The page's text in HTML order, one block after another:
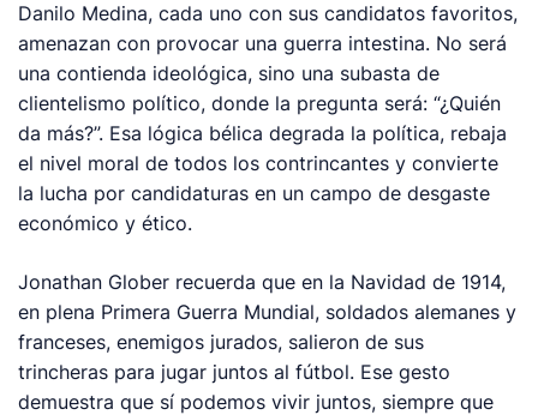
Danilo Medina, cada uno con sus candidatos favoritos,
amenazan con provocar una guerra intestina. No será
una contienda ideológica, sino una subasta de
clientelismo político, donde la pregunta será: “¿Quién
da más?”. Esa lógica bélica degrada la política, rebaja
el nivel moral de todos los contrincantes y convierte
la lucha por candidaturas en un campo de desgaste
económico y ético.
Jonathan Glober recuerda que en la Navidad de 1914,
en plena Primera Guerra Mundial, soldados alemanes y
franceses, enemigos jurados, salieron de sus
trincheras para jugar juntos al fútbol. Ese gesto
demuestra que sí podemos vivir juntos, siempre que